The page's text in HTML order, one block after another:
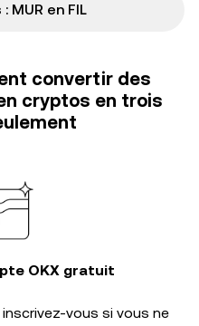
MUR en FIL
convertir des
cryptos en trois
OKX gratuit
inscrivez-vous si vous ne